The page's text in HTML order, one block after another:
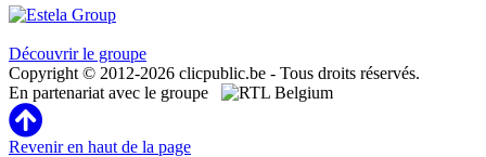
Découvrir le groupe
Copyright © 2012-2026 clicpublic.be - Tous droits réservés.
En partenariat avec le groupe
Revenir en haut de la page